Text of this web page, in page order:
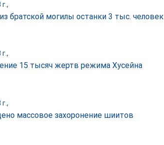
братской могилы останки 3 тыс. человек
15 тысяч жертв режима Хусейна
массовое захоронение шиитов